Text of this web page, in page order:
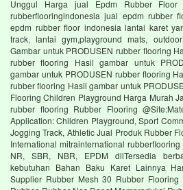
Unggul Harga jual Epdm Rubber
rubberflooringindonesia jual epdm rubber
epdm rubber floor indonesia lantai karet
track, lantai gym,playground mats,
Gambar untuk PRODUSEN rubber flooring
rubber flooring Hasil gambar untuk
gambar untuk PRODUSEN rubber flooring
rubber flooring Hasil gambar untuk
Flooring Children Playground Harga Murah
rubber flooring Rubber Flooring
Application: Children Playground, Sport
Jogging Track, Athletic Jual Produk Rubber
International mitrainternational
NR, SBR, NBR, EPDM dllTersedia
kebutuhan Bahan Baku Karet Lainnya
Supplier Rubber Mesh 30 Rubber Flooring